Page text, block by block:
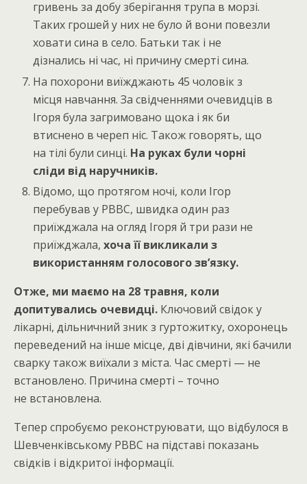
гривень за добу зберігання трупа в морзі.
Таких грошей у них не було й вони повезли
ховати сина в село. Батьки так і не
дізнались ні час, ні причину смерті сина.
На похорони виїжджають 45 чоловік з
місця навчання. За свідченнями очевидців в
Ігоря була загримовано щока і як би
втиснено в череп ніс. Також говорять, що
на тілі були синці. На руках були чорні
сліди від наручників.
Відомо, що протягом ночі, коли Ігор
перебував у РВВС, швидка один раз
приїжджала на огляд Ігоря й три рази не
приїжджала,хоча її викликали з
використанням голосового зв’язку.
Отже, ми маємо на 28 травня, коли
допитувались очевидці. Ключовий свідок у
лікарні, дільничний зник з гуртожитку, охоронець
переведений на інше місце, дві дівчини, які бачили
сварку також виїхали з міста. Час смерті — не
встановлено. Причина смерті – точно
не встановлена.
Тепер спробуємо реконструювати, що відбулося в
Шевченківському РВВС на підставі показань
свідків і відкритої інформації.